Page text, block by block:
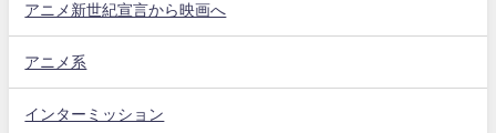
アニメ新世紀宣言から映画へ
アニメ系
インターミッション